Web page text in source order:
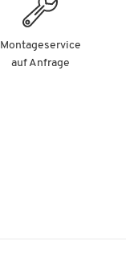
Montageservice
auf Anfrage